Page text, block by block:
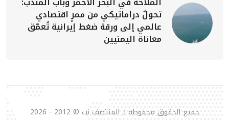
تحولٌ دراماتيكي من ممرٍ اقتصادي
عالمي إلى ورقة ضغط إيرانية تُعمّق
معاناة اليمنيين
جميع الحقوق محفوظة لـ المنتصف نت © 2012 - 2026